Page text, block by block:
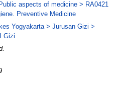
aspects of medicine > RA0421
Preventive Medicine
Yogyakarta > Jurusan Gizi >
Gizi